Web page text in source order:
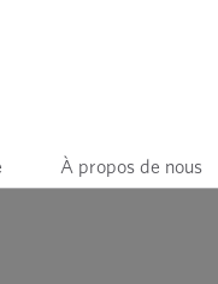
À propos de nous